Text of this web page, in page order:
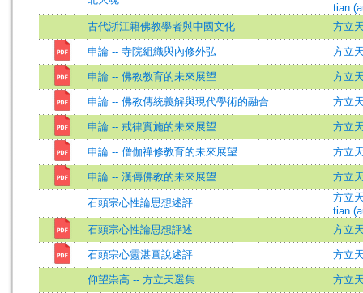
tian
古代浙江籍佛教學者與中國文化
方立
申論 -- 寺院組織與內修外弘 方立
申論 -- 佛教教育的未來展望 方立
申論 -- 佛教傳統義解與現代學術的融合 方立
申論 -- 戒律實施的未來展望 方立
申論 -- 僧伽禪修教育的未來展望 方立
申論 -- 漢傳佛教的未來展望 方立
石頭宗心性論思想述評
方立
tian
石頭宗心性論思想評述
方立
石頭宗心靈湛圓說述評 方立
仰望崇高 -- 方立天選集
方立